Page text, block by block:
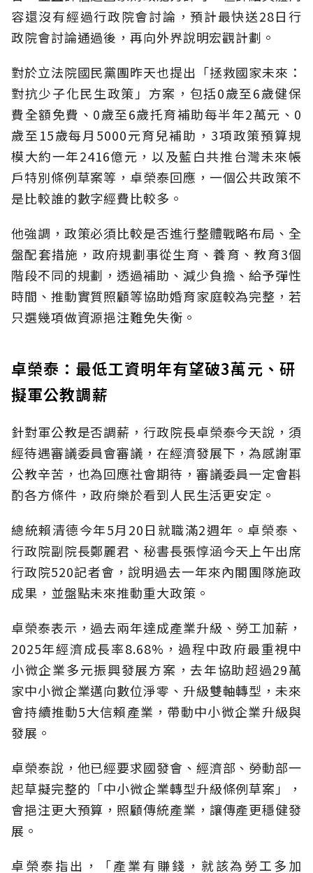
容還沒有經過行政院會討論，預計最快送28日行
政院會討論通過後，再向外界說明宏觀計劃。
對於立法院國民黨團昨天也提出「拯救國家未來：
對抗少子化民生政策」方案，包括0歲至6歲健保
費全額免費、0歲至6歲托育補助每半年2萬元、0
歲至15歲每月5000元育兒補助，3項政策預算規
模大約一年2416億元，以及藍白共推台灣未來帳
戶特別條例草案等，卓榮泰回應，一個公共政策不
是比較誰的數字經費比較多。
他強調，政策必須比較是否進行整體戰略布局、全
盤配套措施，政府規劃事從生育、養育、教育3個
階段不同的規劃，透過補助、減少負擔、給予彈性
時間、推動實質照顧等協助婚育家庭較為完整，若
只選幾項做資源挹注難免失衡。
卓榮泰：最低工資明年有望破3萬元、研
擬軍公教調薪
針對軍公教是否調薪，行政院長卓榮泰今天說，須
經待遇審議委員會審議，在經濟發展下，為感謝軍
公教辛苦，也為回應社會期待，審議委員一定會斟
酌各方條件，政府樂於看到人民生活更安定。
總統賴清德今年5月20日就職滿2週年。卓榮泰、
行政院副院長鄭麗君、秘書長張惇涵今天上午出席
行政院520記者會，說明過去一年來內閣團隊施政
成果，並盤點未來推動重大政策。
卓榮泰表示，過去兩年達成產業升級、勞工加薪，
2025年經濟成長率8.68%，過程中政府最重視中
小微企業多元振興發展方案，去年協助超過29萬
家中小微企業邁向數位淨零、升級雙軸轉型，未來
會持續推動5大信賴產業，帶動中小微企業升級與
發展。
卓榮泰說，他已經要求國發會、經濟部、勞動部一
起草擬完整的「中小微企業轉型升級條例草案」，
會挹注更大預算，照顧傳統產業，讓傳產更穩健發
展。
卓榮泰指出，「產業有賺錢，就該為勞工多加